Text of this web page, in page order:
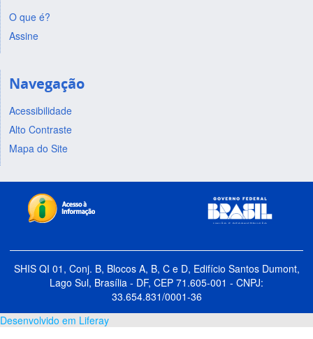
O que é?
Assine
Navegação
Acessibilidade
Alto Contraste
Mapa do Site
SHIS QI 01, Conj. B, Blocos A, B, C e D, Edifício Santos Dumont,
Lago Sul, Brasília - DF, CEP 71.605-001 - CNPJ:
33.654.831/0001-36
Desenvolvido em Liferay